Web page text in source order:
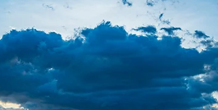
文化遺産 フィリピンの